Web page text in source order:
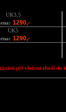
UK3,5
1290,-
UK5
1290,-
při vložení zboží do